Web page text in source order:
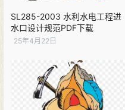
SL285-2003 水利水电工程进
水口设计规范PDF下载
25年4月22日